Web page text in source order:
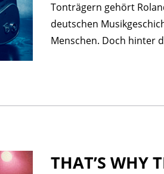
Tonträgern gehört
deutschen
Menschen. Doch hinter
THAT’S WHY